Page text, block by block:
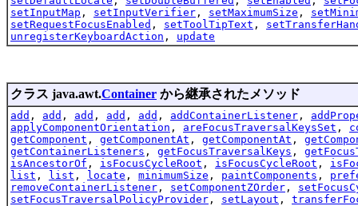
setInputMap , setInputVerifier , setMaximumSize ,
setRequestFocusEnabled , setToolTipText ,
unregisterKeyboardAction , update
クラス java.awt.Container から継承されたメソッド
add , add , add , add , add , addContainerListener ,
applyComponentOrientation , areFocusTraversalKeysSet ,
getComponent , getComponentAt , getComponentAt ,
getContainerListeners , getFocusTraversalKeys ,
isAncestorOf , isFocusCycleRoot , isFocusCycleRoot ,
list , list , locate , minimumSize , paintComponents ,
removeContainerListener , setComponentZOrder ,
setFocusTraversalPolicyProvider , setLayout ,